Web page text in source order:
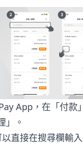
App，在「付款
」。
直接在搜尋欄輸